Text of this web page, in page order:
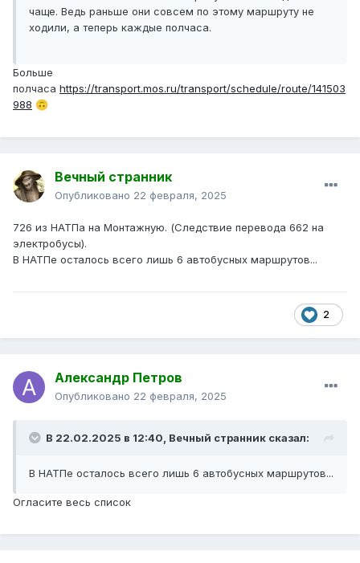
чаще. Ведь раньше они совсем по этому маршруту не
ходили, а теперь каждые полчаса.
Больше
полчаса https://transport.mos.ru/transport/schedule/route/141503
988 🙃
Вечный странник
Опубликовано 22 февраля, 2025
726 из НАТПа на Монтажную. (Следствие перевода 662 на
электробусы).
В НАТПе осталось всего лишь 6 автобусных маршрутов...
2
Александр Петров
Опубликовано 22 февраля, 2025
В 22.02.2025 в 12:40, Вечный странник сказал:
В НАТПе осталось всего лишь 6 автобусных маршрутов...
Огласите весь список